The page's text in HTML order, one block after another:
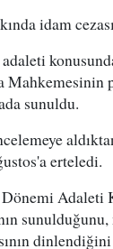
idam
Mahkemesinin
sunuldu.
erteledi.
Adaleti
dinlendiğini